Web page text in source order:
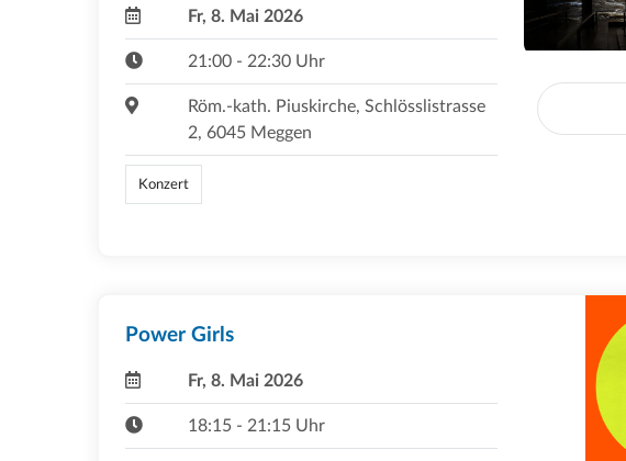
Fr, 8. Mai 2026
21:00 - 22:30 Uhr
Röm.-kath. Piuskirche, Schlösslistrasse
2, 6045 Meggen
Konzert
Power Girls
Fr, 8. Mai 2026
18:15 - 21:15 Uhr